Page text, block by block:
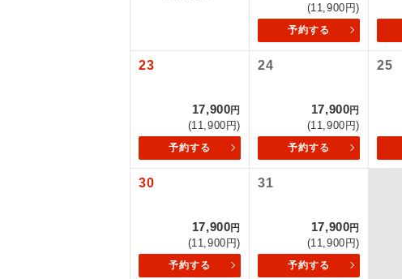
(11,900円)
予約する
23
17,900円
(11,900円)
予約する
24
17,900円
(11,900円)
予約する
25
30
17,900円
(11,900円)
予約する
31
17,900円
(11,900円)
予約する
絶景
温泉
大浴場
お部屋食
トラベルイヤホン